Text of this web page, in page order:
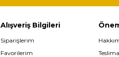
Alışveriş Bilgileri
Siparişlerim
Favorilerim